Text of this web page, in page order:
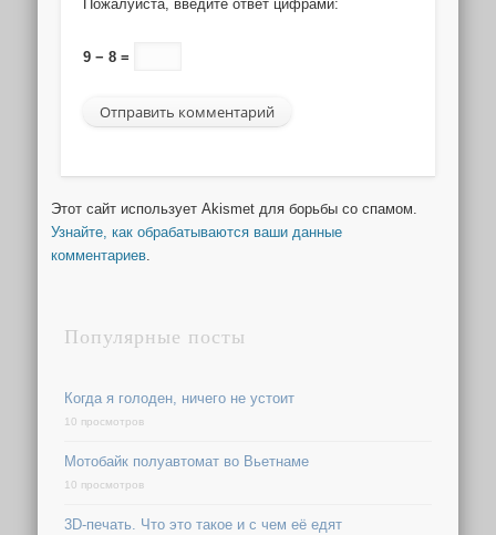
Пожалуйста, введите ответ цифрами:
9 − 8 =
Этот сайт использует Akismet для борьбы со спамом.
Узнайте, как обрабатываются ваши данные
комментариев.
Популярные посты
Когда я голоден, ничего не устоит
10 просмотров
Мотобайк полуавтомат во Вьетнаме
10 просмотров
3D-печать. Что это такое и с чем её едят